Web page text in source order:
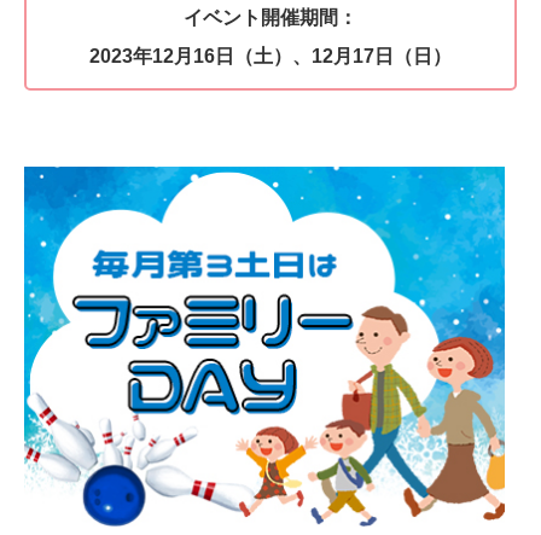
イベント開催期間：
2023年12月16日（土）、12月17日（日）